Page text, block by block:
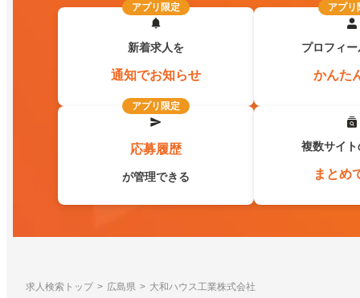
アプリ限定
新着求人を
通知でお知らせ
アプリ
プロフィ
かんた
アプリ限定
応募履歴
が管理できる
複数サイ
まとめ
求人検索トップ 広島県 大和ハウス工業株式会社